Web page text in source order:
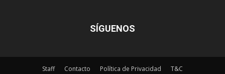
SÍGUENOS
Staff Contacto Política de Privacidad T&C